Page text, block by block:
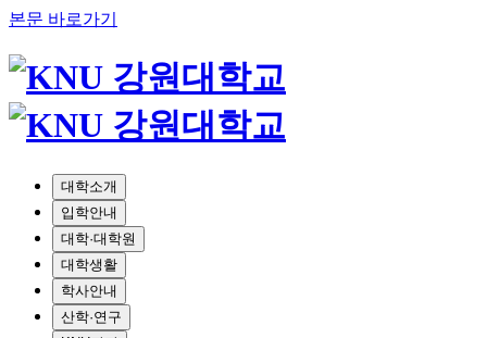
본문 바로가기
대학소개
입학안내
대학·대학원
대학생활
학사안내
산학·연구